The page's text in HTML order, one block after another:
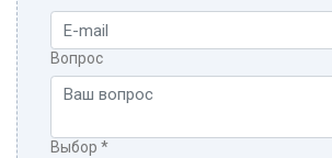
Вопрос
Выбор *